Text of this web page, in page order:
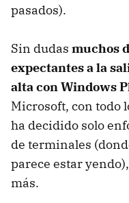
pasados).
Sin dudas muchos
expectantes a la
alta con Windows
Microsoft, con todo
ha decidido solo
de terminales
parece estar
más.